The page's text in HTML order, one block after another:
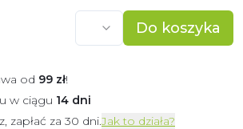
Do koszyka
od 99 zł!
w ciągu 14 dni
zapłać za 30 dni.Jak to działa?